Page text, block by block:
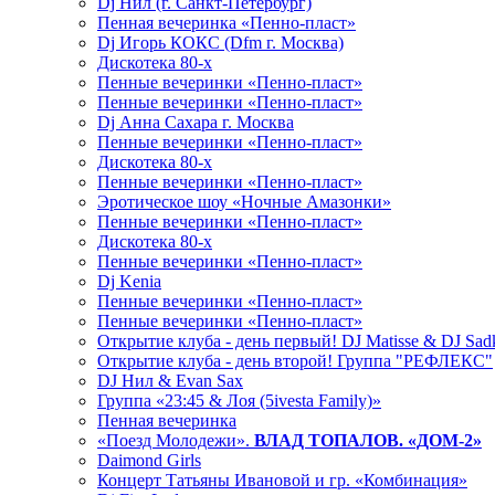
Пенная вечеринка «Пенно-пласт»
Dj Игорь КОКС (Dfm г. Москва)
Дискотека 80-х
Пенные вечеринки «Пенно-пласт»
Пенные вечеринки «Пенно-пласт»
Dj Анна Сахара г. Москва
Пенные вечеринки «Пенно-пласт»
Дискотека 80-х
Пенные вечеринки «Пенно-пласт»
Эротическое шоу «Ночные Амазонки»
Пенные вечеринки «Пенно-пласт»
Дискотека 80-х
Пенные вечеринки «Пенно-пласт»
Dj Kenia
Пенные вечеринки «Пенно-пласт»
Пенные вечеринки «Пенно-пласт»
Открытие клуба - день первый! DJ Matisse & DJ
Открытие клуба - день второй! Группа "РЕФЛЕКС"
DJ Нил & Evan Sax
Группа «23:45 & Лоя (5ivesta Family)»
Пенная вечеринка
«Поезд Молодежи». ВЛАД ТОПАЛОВ. «ДОМ-2»
Daimond Girls
Концерт Татьяны Ивановой и гр. «Комбинация»